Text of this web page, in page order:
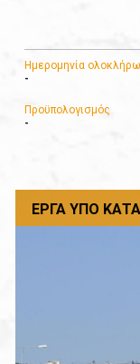
Ημερομηνία
-
Προϋπολογισμός
-
ΈΡΓΑ ΥΠΌ